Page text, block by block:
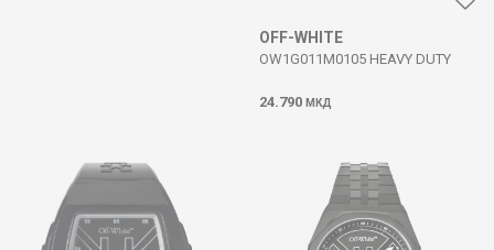
OFF-WHITE
OW1G011M0105 HEAVY DUTY
24.790 МКД